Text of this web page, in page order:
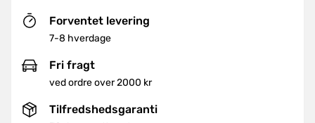
Forventet levering
7-8 hverdage
Fri fragt
ved ordre over 2000 kr
Tilfredshedsgaranti